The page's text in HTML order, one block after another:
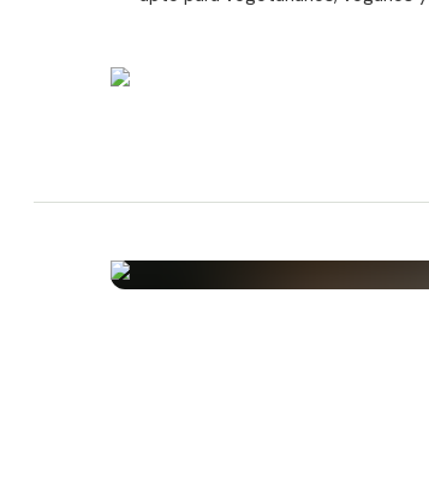
y productos de soja, crustáceos y
Este producto no contiene alérgenos.